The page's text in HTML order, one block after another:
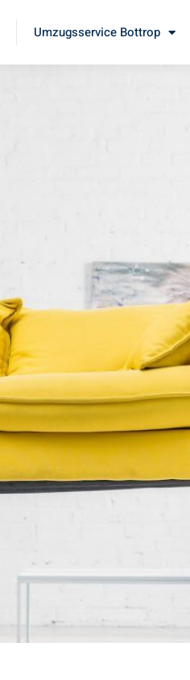
Umzugsservice Bottrop